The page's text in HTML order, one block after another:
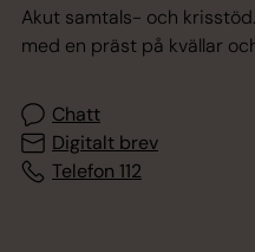
Akut samtals- och
med en präst på kvällar
Chatt
Digitalt brev
Telefon 112